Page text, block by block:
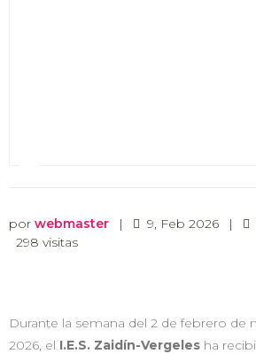
por webmaster | 9, Feb 2026 |
298 visitas
Durante la semana del 2 de febrero de
2026, el I.E.S. Zaidín-Vergeles ha